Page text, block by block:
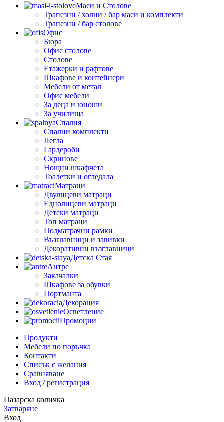
Маси и Столове
Трапезни / холни / бар маси и комплекти
Трапезни / бар столове
Офис
Бюра
Офис столове
Столове
Етажерки и рафтове
Шкафове и контейнери
Мебели от метал
Офис мебели
За деца и юноши
За училища
Спалня
Спални комплекти
Легла
Гардероби
Скринове
Нощни шкафчета
Тоалетки и огледала
Матраци
Двулицеви матраци
Еднолицеви матраци
Детски матраци
Топ матраци
Подматрачни рамки
Възглавници и завивки
Декоративни възглавници
Детска Стая
Антре
Закачалки
Шкафове за обувки
Портманта
Декорация
Осветление
Промоции
Продукти
Мебели по поръчка
Контакти
Списък с желания
Сравняване
Вход / регистрация
Пазарска количка
Затваряне
Вход